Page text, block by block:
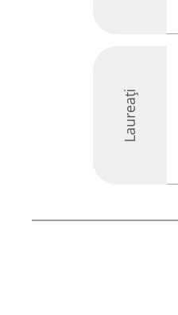
Laureați